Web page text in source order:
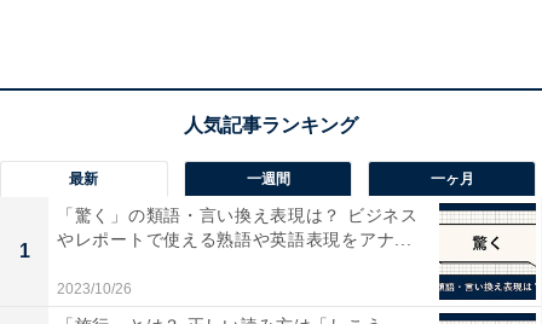
複数の観点から安全性を総合的に判断（sakura-checker.jp）
サクラ度のほかに、各項目ごとの安全性や価格推移、ほ
かのショッピングサイト価格やAmazon内での平均価格
最新 一週間 一ヶ月
1
「驚く」の類語・言い換え表現は？ ビジネス
やレポートで使える熟語や英語表現をアナ...
2023/10/26